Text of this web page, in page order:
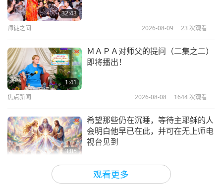
短片
10
3:45
灵性体验（第十集）—地球的辉
煌过去
短片
11
2:34
灵性体验（第十一集）—师父的
传单让整座大都市的灵魂解脱
短片
灵性体验（第十二集）—师父拯
救了整个燃烧的地狱
观看更多
32:43
师徒之间 2026-08-09 23 次观看
1:41
ＭＡＰＡ对师父的提问（二集之二）
即将播出！
焦点新闻 2026-08-08 1644 次观看
3:05
希望那些仍在沉睡，等待主耶稣的人
会明白他早已在此，并可在无上师电
视台见到
2026-08-08